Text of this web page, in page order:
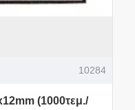
10284
(1000τεμ./